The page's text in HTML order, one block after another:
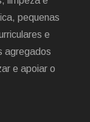
pequenas
e
agregados
e apoiar o